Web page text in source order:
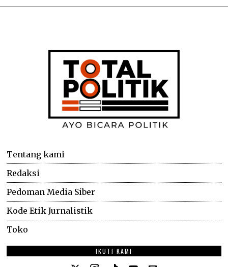
Tentang kami
Redaksi
Pedoman Media Siber
Kode Etik Jurnalistik
Toko
IKUTI KAMI